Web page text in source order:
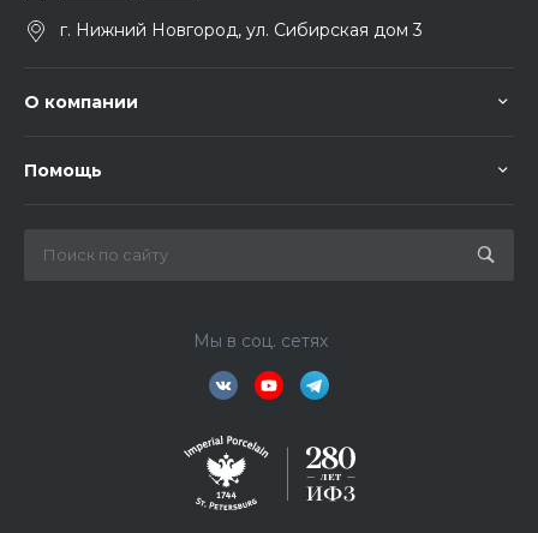
г. Нижний Новгород, ул. Сибирская дом 3
О компании
Помощь
Мы в соц. сетях